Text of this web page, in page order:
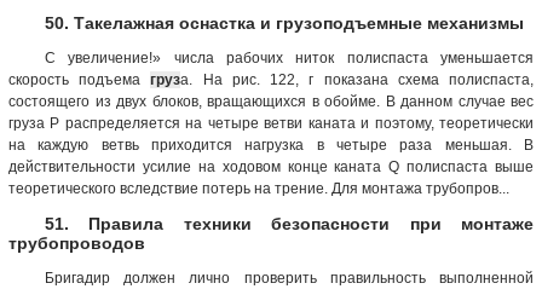
50. Такелажная оснастка и грузоподъемные механизмы
С увеличение!» числа рабочих ниток полиспаста уменьшается
скорость подъемагруза. На рис. 122, г показана схема полиспаста,
состоящего из двух блоков, вращающихся в обойме. В данном случае вес
груза Р распределяется на четыре ветви каната и поэтому, теоретически
на каждую ветвь приходится нагрузка в четыре раза меньшая. В
действительности усилие на ходовом конце каната Q полиспаста выше
теоретического вследствие потерь на трение. Для монтажа трубопров...
51. Правила техники безопасности при монтаже
трубопроводов
Бригадир должен лично проверить правильность выполненной